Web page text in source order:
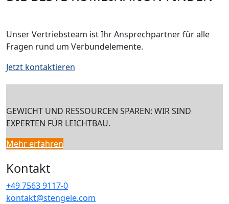
Unser Vertriebsteam ist Ihr Ansprechpartner für alle
Fragen rund um Verbundelemente.
Jetzt kontaktieren
GEWICHT UND RESSOURCEN SPAREN: WIR SIND
EXPERTEN FÜR LEICHTBAU.
Mehr erfahren
Kontakt
+49 7563 9117-0
kontakt@stengele.com